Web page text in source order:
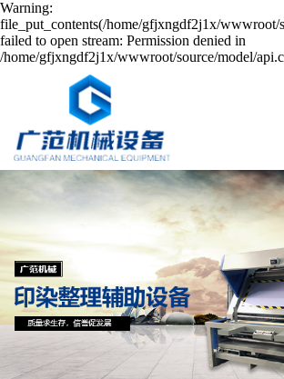
Warning:
file_put_contents(/home/gfjxngdf2j1x/wwwroot/
failed to open stream: Permission denied in
/home/gfjxngdf2j1x/wwwroot/source/model/